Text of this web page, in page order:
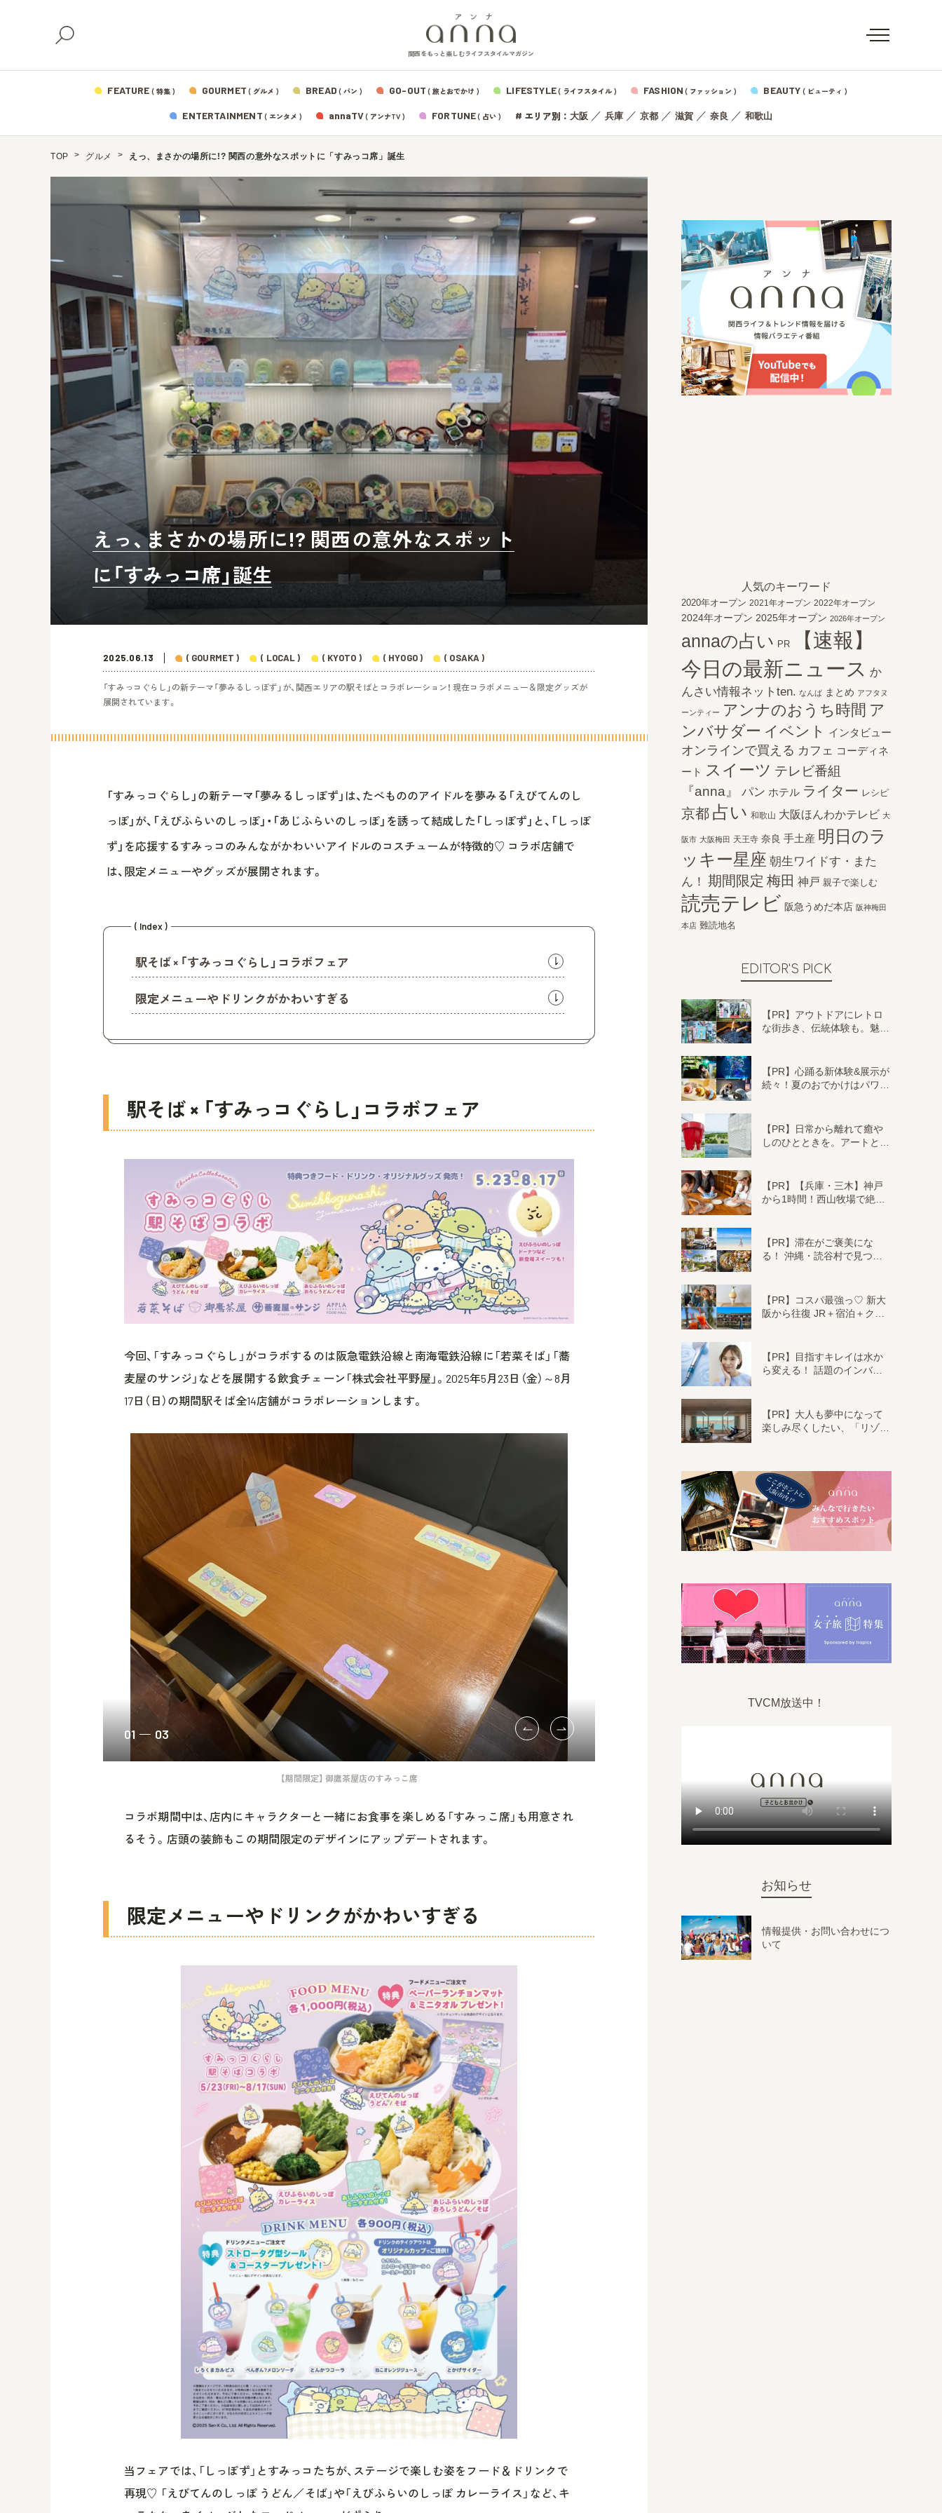
関西をもっと楽しむライフスタイルマガジン
FEATURE ( 特集 ) GOURMET ( グルメ ) BREAD ( パン ) GO-OUT ( 旅とおでかけ ) LIFESTYLE( ライフスタイル ) FASHION ( ファッション ) BEAUTY ( ビューティ )
ENTERTAINMENT ( エンタメ ) annaTV( アンナTV ) FORTUNE( 占い ) # エリア別： 大阪 ／ 兵庫／ 京都／ 滋賀／ 奈良 ／ 和歌山
TOP グルメ えっ、まさかの場所に!? 関西の意外なスポットに「すみっコ席」誕生
えっ、まさかの場所に!? 関西の意外なスポット
に「すみっコ席」誕生
2025.06.13 ( GOURMET ) ( LOCAL ) ( KYOTO ) ( HYOGO ) ( OSAKA )
「すみっコぐらし」の新テーマ「夢みるしっぽず」が、関西エリアの駅そばとコラボレーション！ 現在コラボメニュー＆限定グッズが
展開されています。
「すみっコぐらし」の新テーマ「夢みるしっぽず」は、たべもののアイドルを夢みる「えびてんのし
っぽ」が、「えびふらいのしっぽ」・「あじふらいのしっぽ」を誘って結成した「しっぽず」と、「しっぽ
ず」を応援するすみっコのみんながかわいいアイドルのコスチュームが特徴的♡ コラボ店舗で
は、限定メニューやグッズが展開されます。
( Index )
駅そば × 「すみっコぐらし」コラボフェア
限定メニューやドリンクがかわいすぎる
駅そば × 「すみっコぐらし」コラボフェア
今回、「すみっコぐらし」がコラボするのは阪急電鉄沿線と南海電鉄沿線に「若菜そば」「蕎
麦屋のサンジ」などを展開する飲食チェーン「株式会社平野屋」。2025年5月23日（金）～8月
17日（日）の期間駅そば全14店舗がコラボレーションします。
【期間限定】 御鷹茶屋店のすみっこ席 御鷹茶屋店のすみっこ席とグッズ各種
01 03
コラボ期間中は、店内にキャラクターと一緒にお食事を楽しめる「すみっこ席」も用意され
るそう。店頭の装飾もこの期間限定のデザインにアップデートされます。
限定メニューやドリンクがかわいすぎる
当フェアでは、「しっぽず」とすみっコたちが、ステージで楽しむ姿をフード＆ドリンクで
再現♡ 「えびてんのしっぽ うどん／そば」や「えびふらいのしっぽ カレーライス」など、キ
人気のキーワード
2020年オープン 2021年オープン 2022年オープン
2024年オープン 2025年オープン 2026年オープン
annaの占い PR
【速報】
今日の最新ニュース か
んさい情報ネットten. なんば まとめ アフタヌ
ーンティー アンナのおうち時間 ア
ンバサダー イベント インタビュー
オンラインで買える カフェ コーディネ
ート
スイーツ テレビ番組
『anna』
パン ホテル ライター レシピ
京都 占い 和歌山 大阪ほんわかテレビ 大
阪市 大阪梅田 天王寺 奈良 手土産 明日のラ
ッキー星座 朝生ワイドす・また
ん！ 期間限定 梅田 神戸 親子で楽しむ
読売テレビ 阪急うめだ本店 阪神梅田
本店 難読地名
EDITOR'S PICK
【PR】アウトドアにレトロ
な街歩き、伝統体験も。魅…
【PR】心踊る新体験&展示が
続々！夏のおでかけはパワ…
【PR】日常から離れて癒や
しのひとときを。アートと…
【PR】【兵庫・三木】神戸
から1時間！西山牧場で絶…
【PR】滞在がご褒美にな
る！ 沖縄・読谷村で見つ…
【PR】コスパ最強っ♡ 新大
阪から往復 JR＋宿泊＋ク…
【PR】目指すキレイは水か
ら変える！ 話題のインバ…
【PR】大人も夢中になって
楽しみ尽くしたい、「リゾ…
TVCM放送中！
お知らせ
情報提供・お問い合わせにつ
いて